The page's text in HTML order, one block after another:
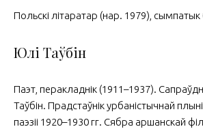
Польскі літаратар (нар. 1979),
Юлі Таўбін
Паэт, перакладнік (1911–1937).
Таўбін. Прадстаўнік урбаністычнай
паэзіі 1920–1930 гг. Сябра аршанскай